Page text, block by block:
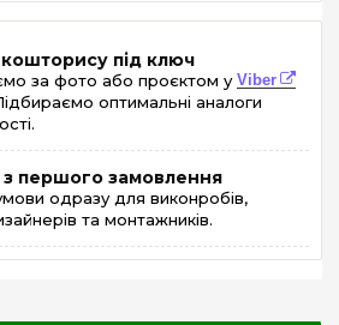
під ключ
за фото або проєктом у Viber
оптимальні аналоги
з першого замовлення
одразу для виконробів,
та монтажників.